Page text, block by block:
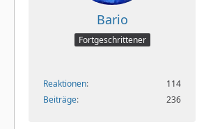
Bario
Fortgeschrittener
Reaktionen
114
Beiträge
236